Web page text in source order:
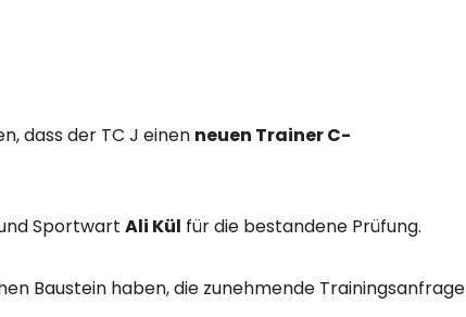
dass der TC J einen neuen Trainer C-
Sportwart Ali Kül für die bestandene Prüfung.
Baustein haben, die zunehmende Trainingsanfrage